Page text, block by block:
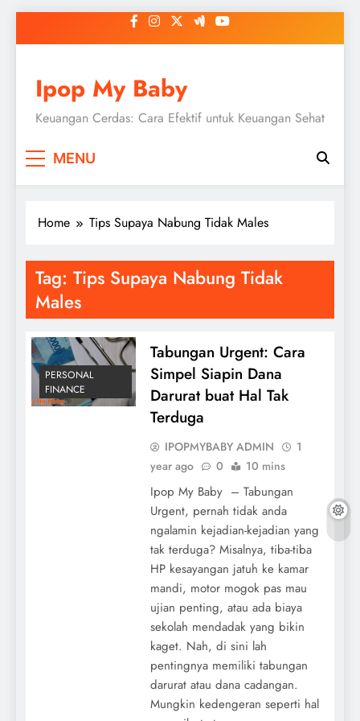
to
Ipop My Baby
Keuangan Cerdas: Cara Efektif untuk Keuangan Sehat
MENU
Home Tips Supaya Nabung Tidak Males
Tag: Tips Supaya Nabung Tidak
Males
PERSONAL
FINANCE
Tabungan Urgent: Cara
Simpel Siapin Dana
Darurat buat Hal Tak
Terduga
IPOPMYBABY ADMIN
1
year ago
0 10 mins
Ipop My Baby – Tabungan
Urgent, pernah tidak anda
ngalamin kejadian-kejadian yang
tak terduga? Misalnya, tiba-tiba
HP kesayangan jatuh ke kamar
mandi, motor mogok pas mau
ujian penting, atau ada biaya
sekolah mendadak yang bikin
kaget. Nah, di sini lah
pentingnya memiliki tabungan
darurat atau dana cadangan.
Mungkin kedengeran seperti hal